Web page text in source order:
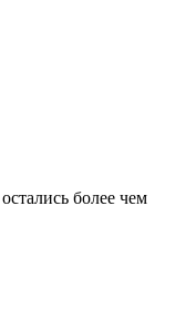
более чем